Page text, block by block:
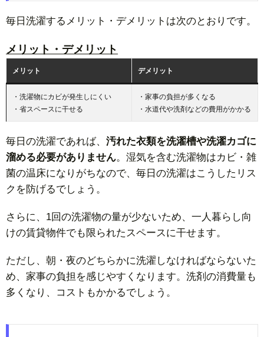
毎日洗濯するメリット・デメリットは次のとおりです。
メリット・デメリット
メリット デメリット
・洗濯物にカビが発生しにくい
・省スペースに干せる
・家事の負担が多くなる
・水道代や洗剤などの費用がかかる
毎日の洗濯であれば、 汚れた衣類を洗濯槽や洗濯カゴに
溜める必要がありません。湿気を含む洗濯物はカビ・雑
菌の温床になりがちなので、毎日の洗濯はこうしたリス
クを防げるでしょう。
さらに、1回の洗濯物の量が少ないため、一人暮らし向
けの賃貸物件でも限られたスペースに干せます。
ただし、朝・夜のどちらかに洗濯しなければならないた
め、家事の負担を感じやすくなります。洗剤の消費量も
多くなり、コストもかかるでしょう。